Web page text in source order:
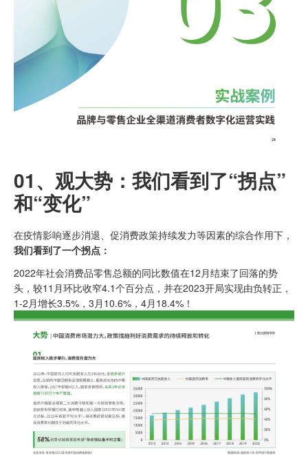
01、 观大势： 我们看到了“拐点”
和“变化”
在疫情影响逐步消退、促消费政策持续发力等因素的综合作用下，
我们看到了一个拐点：
2022年社会消费品零售总额的同比数值在12月结束了回落的势
头，较11月环比收窄4.1个百分点，并在2023开局实现由负转正，
1-2月增长3.5%，3月10.6%，4月18.4%！